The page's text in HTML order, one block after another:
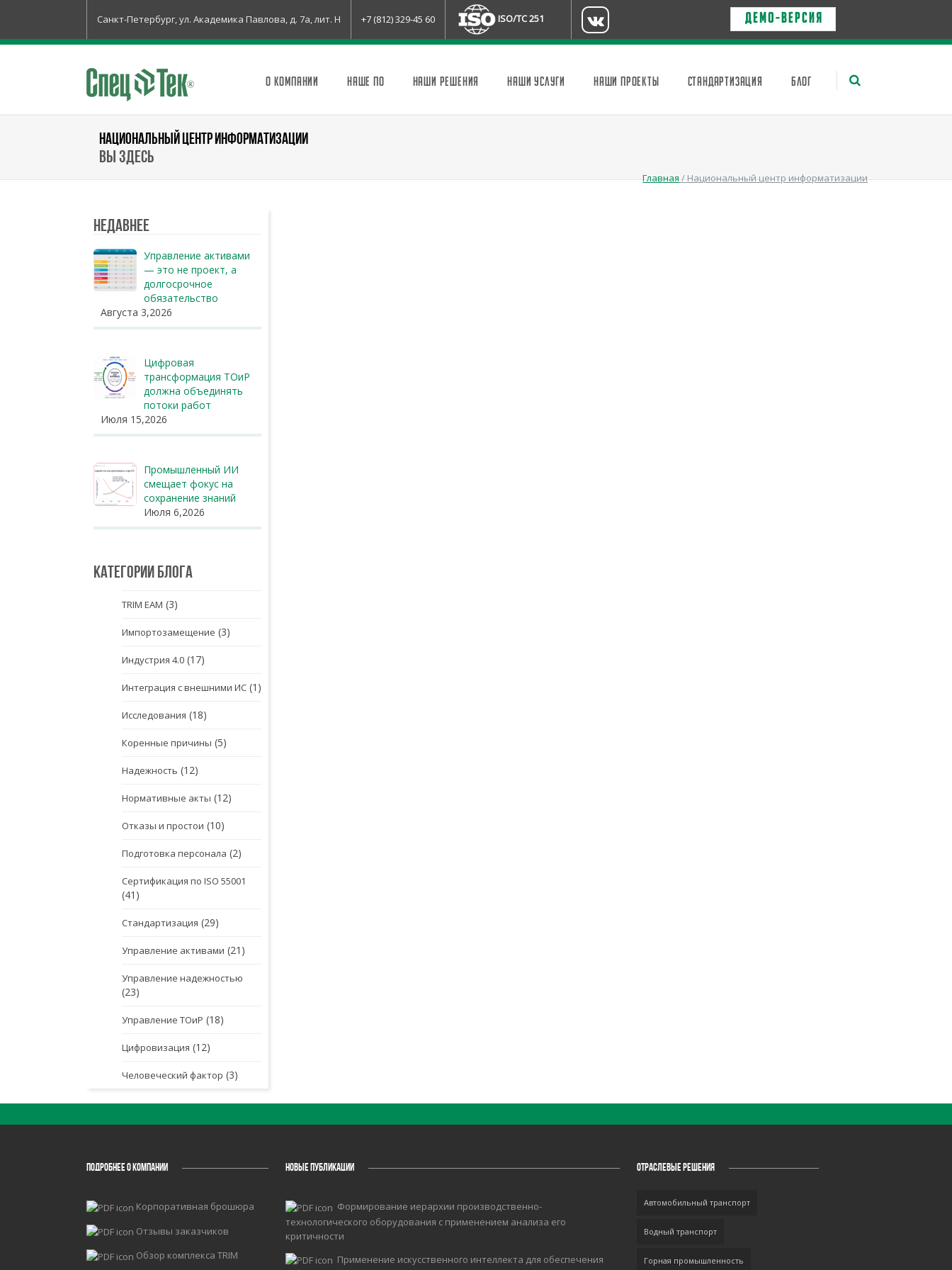
Санкт-Петербург, ул. Академика Павлова, д. 7а, лит. Н +7 (812) 329-45 60 ISO/TC 251 Д Е М О - в е р с и я
О КОМПАНИИ НАШЕ ПО НАШИ РЕШЕНИЯ НАШИ УСЛУГИ НАШИ ПРОЕКТЫ СТАНДАРТИЗАЦИЯ БЛОГ
НАЦИОНАЛЬНЫЙ ЦЕНТР ИНФОРМАТИЗАЦИИ
Вы здесь
Главная/Национальный центр информатизации
Недавнее
Управление активами
— это не проект, а
долгосрочное
обязательство
Августа 3,2026
Цифровая
трансформация ТОиР
должна объединять
потоки работ
Июля 15,2026
Промышленный ИИ
смещает фокус на
сохранение знаний
Июля 6,2026
Категории блога
TRIM EAM (3)
Импортозамещение (3)
Индустрия 4.0 (17)
Интеграция с внешними ИС (1)
Исследования (18)
Коренные причины (5)
Надежность (12)
Нормативные акты (12)
Отказы и простои (10)
Подготовка персонала (2)
Сертификация по ISO 55001
(41)
Стандартизация (29)
Управление активами (21)
Управление надежностью
(23)
Управление ТОиР (18)
Цифровизация (12)
Человеческий фактор (3)
ПОДРОБНЕЕ О КОМПАНИИ
Корпоративная брошюра
Отзывы заказчиков
Обзор комплекса TRIM
НОВЫЕ ПУБЛИКАЦИИ
Формирование иерархии производственно-
технологического оборудования с применением анализа его
критичности
Применение искусственного интеллекта для обеспечения
ОТРАСЛЕВЫЕ РЕШЕНИЯ
Автомобильный транспорт
Водный транспорт
Горная промышленность